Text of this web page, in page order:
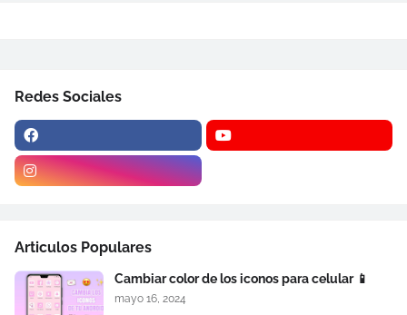
Redes Sociales
Articulos Populares
Cambiar color de los iconos para celular 📱
mayo 16, 2024